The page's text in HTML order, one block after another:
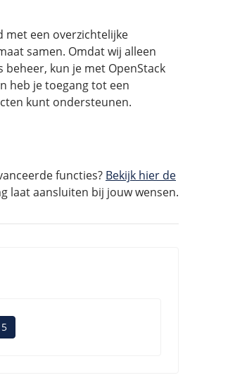
met een overzichtelijke
samen. Omdat wij alleen
kun je met OpenStack
heb je toegang tot een
kunt ondersteunen.
functies? Bekijk hier de
laat aansluiten bij jouw wensen.
5